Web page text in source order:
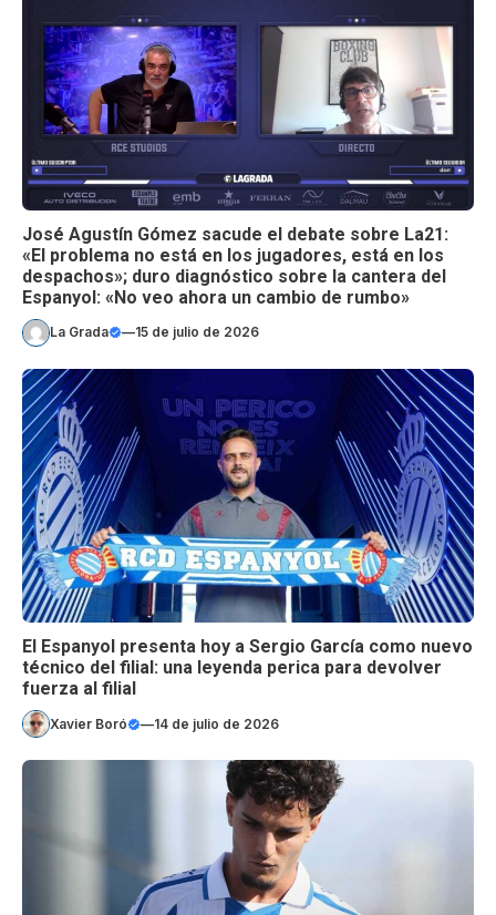
José Agustín Gómez sacude el debate sobre La21:
«El problema no está en los jugadores, está en los
despachos»; duro diagnóstico sobre la cantera del
Espanyol: «No veo ahora un cambio de rumbo»
La Grada —15 de julio de 2026
El Espanyol presenta hoy a Sergio García como nuevo
técnico del filial: una leyenda perica para devolver
fuerza al filial
Xavier Boró —14 de julio de 2026